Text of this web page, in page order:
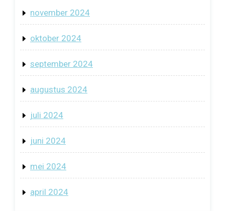
november 2024
oktober 2024
september 2024
augustus 2024
juli 2024
juni 2024
mei 2024
april 2024